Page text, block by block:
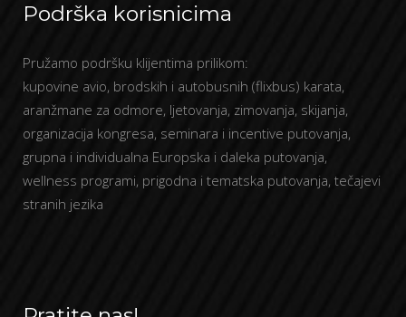
Podrška korisnicima
Pružamo podršku klijentima prilikom:
kupovine avio, brodskih i autobusnih (flixbus) karata,
aranžmane za odmore, ljetovanja, zimovanja, skijanja,
organizacija kongresa, seminara i incentive putovanja,
grupna i individualna Europska i daleka putovanja,
wellness programi, prigodna i tematska putovanja, tečajevi
stranih jezika